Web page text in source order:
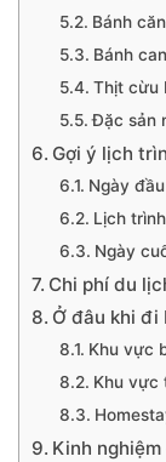
Bánh
Bánh
Thịt cừu
Đặc sản
Gợi ý lịch
Ngày
Lịch
Ngày
Chi phí du
Ở đâu khi đi
Khu vực
Khu vực
Kinh